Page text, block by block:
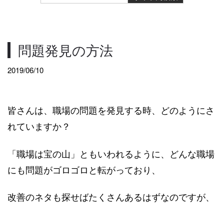
問題発見の方法
2019/06/10
皆さんは、職場の問題を発見する時、どのようにさ
れていますか？
「職場は宝の山」ともいわれるように、どんな職場
にも問題がゴロゴロと転がっており、
改善のネタも探せばたくさんあるはずなのですが、